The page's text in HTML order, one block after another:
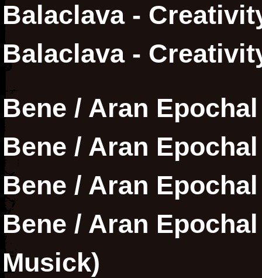
Balaclava -
Balaclava -
Bene / Aran
Bene / Aran
Bene / Aran
Bene / Aran
Musick)